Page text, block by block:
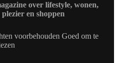
over lifestyle, wonen,
en shoppen
voorbehouden Goed om te